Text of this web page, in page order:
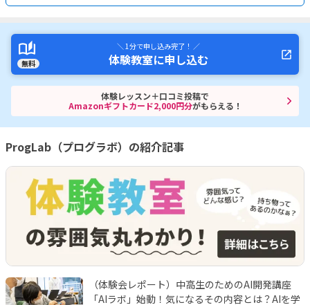
無料
＼ 1分で申し込み完了！ ／
体験教室に申し込む
体験レッスン＋口コミ投稿で
Amazonギフトカード2,000円分がもらえる！
ProgLab（プログラボ）の紹介記事
（体験会レポート）中高生のためのAI開発講座
「AIラボ」始動！気になるその内容とは？AIを学